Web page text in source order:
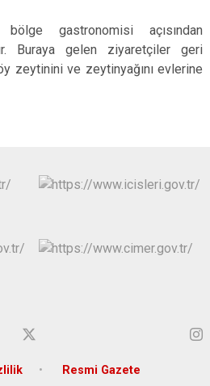
gastronomisi açısından
Buraya gelen ziyaretçiler geri
zeytinini ve zeytinyağını evlerine
Resmi Gazete